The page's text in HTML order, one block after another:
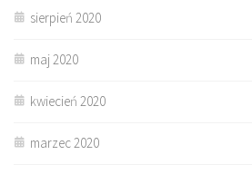
sierpień 2020
maj 2020
kwiecień 2020
marzec 2020